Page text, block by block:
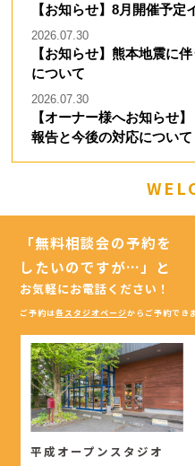
【お知らせ】8月開催予
2026.07.30
【お知らせ】熊本地震に
について
2026.07.30
【オーナー様へお知らせ
報告と今後の対応について
「無料相談会の予約を
したいのですが…」
と
お気軽にお電話ください！
ご予約は各スタジオページからご予約できま
平成オープンスタジオ